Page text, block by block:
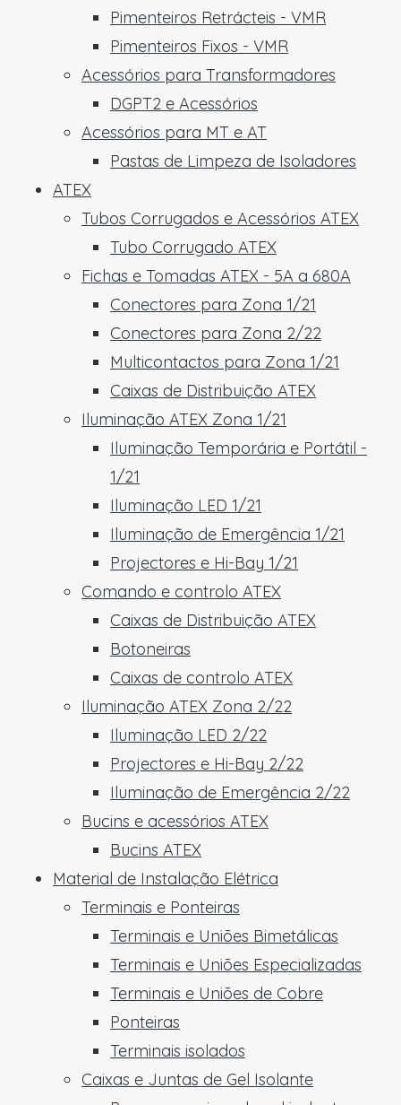
Pimenteiros Retrácteis - VMR
Pimenteiros Fixos - VMR
Acessórios para Transformadores
DGPT2 e Acessórios
Acessórios para MT e AT
Pastas de Limpeza de Isoladores
ATEX
Tubos Corrugados e Acessórios ATEX
Tubo Corrugado ATEX
Fichas e Tomadas ATEX - 5A a 680A
Conectores para Zona 1/21
Conectores para Zona 2/22
Multicontactos para Zona 1/21
Caixas de Distribuição ATEX
Iluminação ATEX Zona 1/21
Iluminação Temporária e Portátil -
1/21
Iluminação LED 1/21
Iluminação de Emergência 1/21
Projectores e Hi-Bay 1/21
Comando e controlo ATEX
Caixas de Distribuição ATEX
Botoneiras
Caixas de controlo ATEX
Iluminação ATEX Zona 2/22
Iluminação LED 2/22
Projectores e Hi-Bay 2/22
Iluminação de Emergência 2/22
Bucins e acessórios ATEX
Bucins ATEX
Material de Instalação Elétrica
Terminais e Ponteiras
Terminais e Uniões Bimetálicas
Terminais e Uniões Especializadas
Terminais e Uniões de Cobre
Ponteiras
Terminais isolados
Caixas e Juntas de Gel Isolante